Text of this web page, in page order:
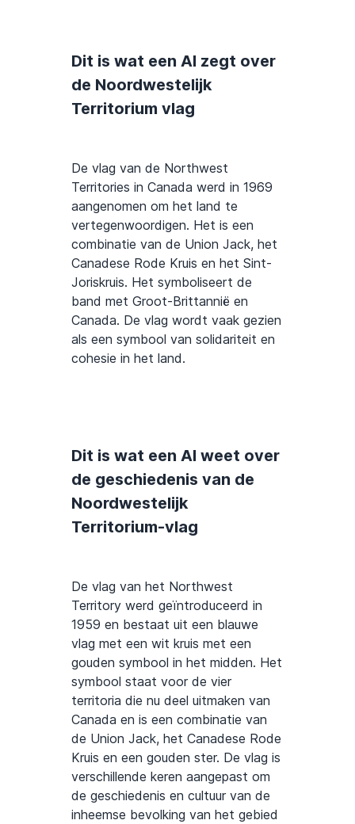
Dit is wat een AI zegt over
de Noordwestelijk
Territorium vlag
De vlag van de Northwest
Territories in Canada werd in 1969
aangenomen om het land te
vertegenwoordigen. Het is een
combinatie van de Union Jack, het
Canadese Rode Kruis en het Sint-
Joriskruis. Het symboliseert de
band met Groot-Brittannië en
Canada. De vlag wordt vaak gezien
als een symbool van solidariteit en
cohesie in het land.
Dit is wat een AI weet over
de geschiedenis van de
Noordwestelijk
Territorium-vlag
De vlag van het Northwest
Territory werd geïntroduceerd in
1959 en bestaat uit een blauwe
vlag met een wit kruis met een
gouden symbool in het midden. Het
symbool staat voor de vier
territoria die nu deel uitmaken van
Canada en is een combinatie van
de Union Jack, het Canadese Rode
Kruis en een gouden ster. De vlag is
verschillende keren aangepast om
de geschiedenis en cultuur van de
inheemse bevolking van het gebied